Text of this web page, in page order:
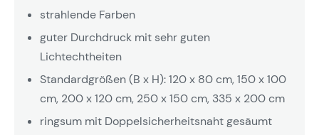
strahlende Farben
guter Durchdruck mit sehr guten
Lichtechtheiten
Standardgrößen (B x H): 120 x 80 cm, 150 x 100
cm, 200 x 120 cm, 250 x 150 cm, 335 x 200 cm
ringsum mit Doppelsicherheitsnaht gesäumt